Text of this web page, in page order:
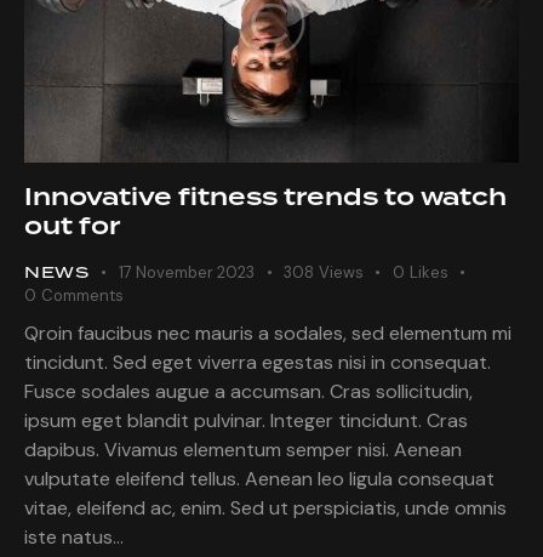
Innovative fitness trends to watch
out for
NEWS 17 November 2023 308 Views 0 Likes
0 Comments
Qroin faucibus nec mauris a sodales, sed elementum mi
tincidunt. Sed eget viverra egestas nisi in consequat.
Fusce sodales augue a accumsan. Cras sollicitudin,
ipsum eget blandit pulvinar. Integer tincidunt. Cras
dapibus. Vivamus elementum semper nisi. Aenean
vulputate eleifend tellus. Aenean leo ligula consequat
vitae, eleifend ac, enim. Sed ut perspiciatis, unde omnis
iste natus…